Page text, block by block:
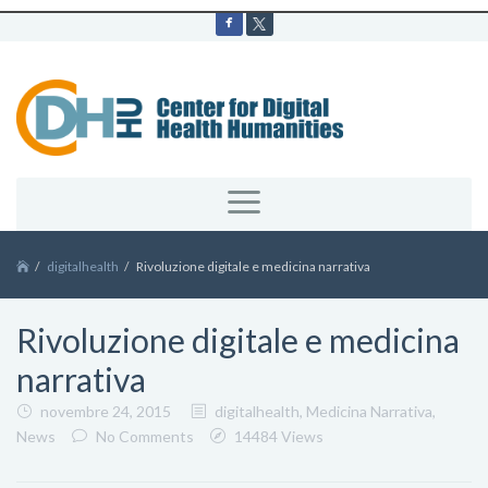
digitalhealth Rivoluzione digitale e medicina narrativa
Rivoluzione digitale e medicina
narrativa
novembre 24, 2015 digitalhealth, Medicina Narrativa,
News
No Comments 14484 Views